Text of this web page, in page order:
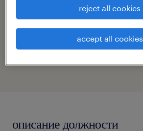
budownictwo / architektura
номер посилання
47006036
описание должности
accept all cookies
reject all cookies